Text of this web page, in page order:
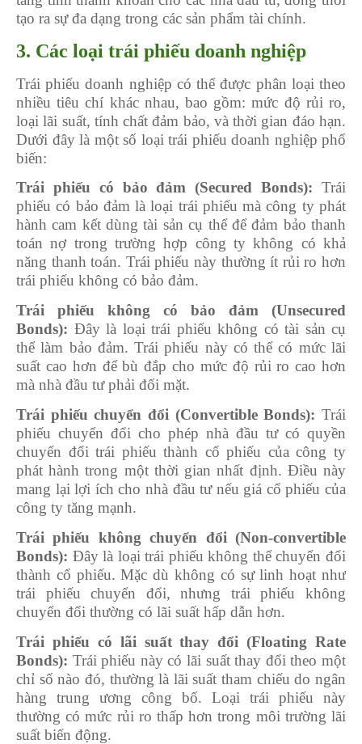
tạo ra sự đa dạng trong các sản phẩm tài chính.
3. Các loại trái phiếu doanh nghiệp
Trái phiếu doanh nghiệp có thể được phân loại theo
nhiều tiêu chí khác nhau, bao gồm: mức độ rủi ro,
loại lãi suất, tính chất đảm bảo, và thời gian đáo hạn.
Dưới đây là một số loại trái phiếu doanh nghiệp phổ
biến:
Trái phiếu có bảo đảm (Secured Bonds): Trái
phiếu có bảo đảm là loại trái phiếu mà công ty phát
hành cam kết dùng tài sản cụ thể để đảm bảo thanh
toán nợ trong trường hợp công ty không có khả
năng thanh toán. Trái phiếu này thường ít rủi ro hơn
trái phiếu không có bảo đảm.
Trái phiếu không có bảo đảm (Unsecured
Bonds): Đây là loại trái phiếu không có tài sản cụ
thể làm bảo đảm. Trái phiếu này có thể có mức lãi
suất cao hơn để bù đắp cho mức độ rủi ro cao hơn
mà nhà đầu tư phải đối mặt.
Trái phiếu chuyển đổi (Convertible Bonds): Trái
phiếu chuyển đổi cho phép nhà đầu tư có quyền
chuyển đổi trái phiếu thành cổ phiếu của công ty
phát hành trong một thời gian nhất định. Điều này
mang lại lợi ích cho nhà đầu tư nếu giá cổ phiếu của
công ty tăng mạnh.
Trái phiếu không chuyển đổi (Non-convertible
Bonds): Đây là loại trái phiếu không thể chuyển đổi
thành cổ phiếu. Mặc dù không có sự linh hoạt như
trái phiếu chuyển đổi, nhưng trái phiếu không
chuyển đổi thường có lãi suất hấp dẫn hơn.
Trái phiếu có lãi suất thay đổi (Floating Rate
Bonds): Trái phiếu này có lãi suất thay đổi theo một
chỉ số nào đó, thường là lãi suất tham chiếu do ngân
hàng trung ương công bố. Loại trái phiếu này
thường có mức rủi ro thấp hơn trong môi trường lãi
suất biến động.